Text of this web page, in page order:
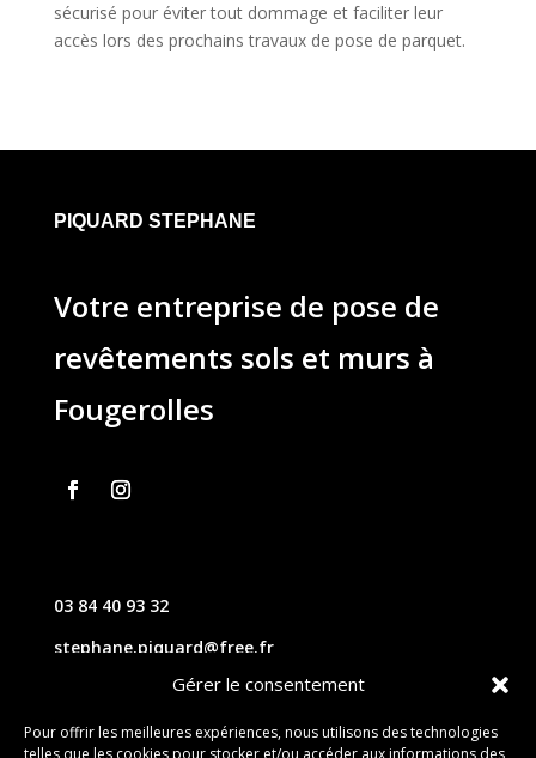
Gérer le consentement
Pour offrir les meilleures expériences, nous utilisons des technologies
telles que les cookies pour stocker et/ou accéder aux informations des
sécurisé pour éviter tout dommage et faciliter leur
accès lors des prochains travaux de pose de parquet.
PIQUARD STEPHANE
Votre entreprise de pose de
revêtements sols et murs à
Fougerolles
03 84 40 93 32
stephane.piquard@free.fr
61 les chavannes – 70220 FOUGEROLLES